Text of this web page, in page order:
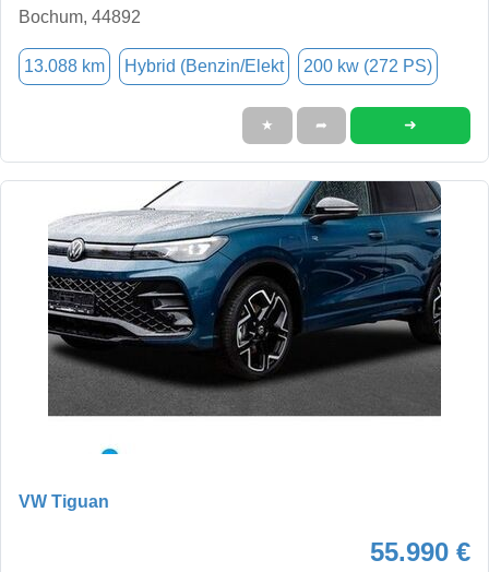
Bochum, 44892
13.088 km Hybrid (Benzin/Elekt 200 kw (272 PS)
★ ➦ ➜
VW Tiguan
55.990 €